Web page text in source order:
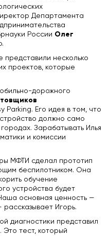
Департамента
России Олег
несколько
проектов, которые
дорожного
Parking. Его идея в том, что
должно само
Зарабатывать Илья
и комиссии
МФТИ сделал прототип
беспилотником. Она
обучение
устройства будет
основная ценность —
Игорь.
диагностики представил
Это тест, который